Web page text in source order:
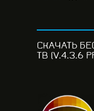
СКАЧАТЬ
ТВ (V.4.3.6